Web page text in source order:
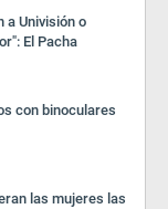
a Univisión o
El Pacha
con binoculares
las mujeres las